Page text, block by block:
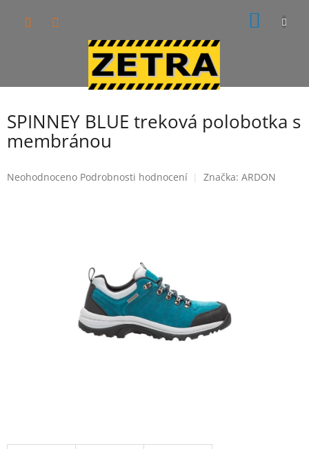
SPINNEY BLUE treková polobotka s
membránou
Průměrné
Neohodnoceno Podrobnosti hodnocení Značka: ARDON